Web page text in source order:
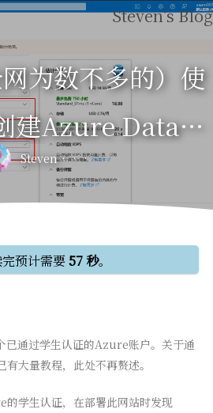
Steven's Blog
为数不多的）使
建Azure Databa
数据库的教程
Steven
预计需要57 秒。
已通过学生认证的Azure账户。关于通
大量教程，此处不再赘述。
学生认证，在部署此网站时发现